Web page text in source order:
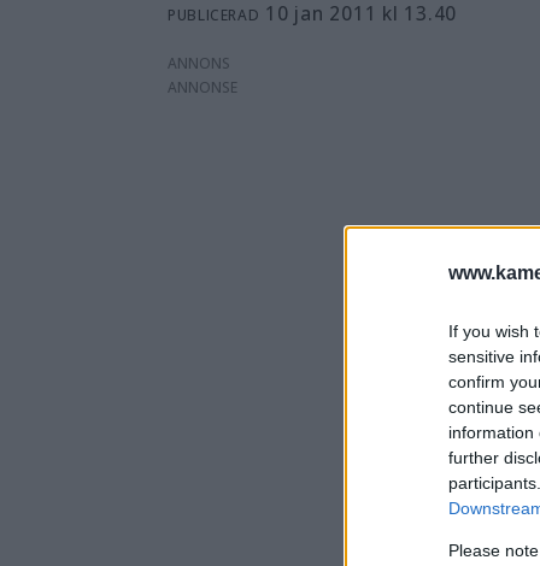
If you wish
sensitive
confirm
continue
information
further
Please
PUBLICERAD 10 jan 2011 kl 13.40
ANNONS